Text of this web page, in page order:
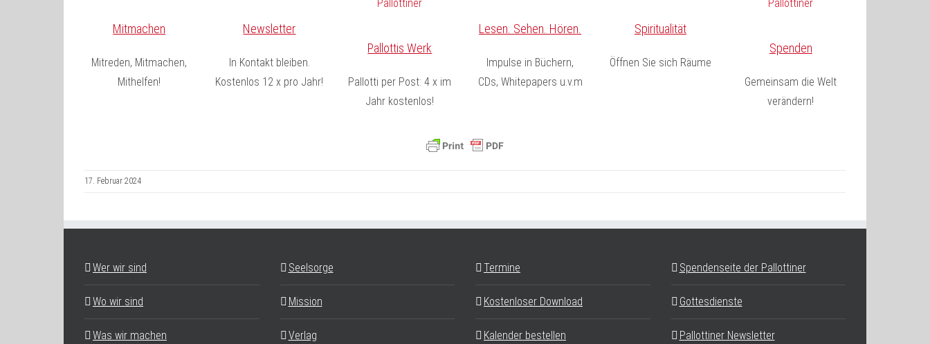
Mitmachen
Mitreden, Mitmachen,
Mithelfen!
Newsletter
In Kontakt bleiben.
Kostenlos 12 x pro Jahr!
Pallottis Werk
Pallotti per Post: 4 x im
Jahr kostenlos!
Lesen. Sehen. Hören.
Impulse in Büchern,
CDs, Whitepapers u.v.m
Spiritualität
Öffnen Sie sich Räume
Spenden
Gemeinsam die Welt
verändern!
17. Februar 2024
Wer wir sind
Wo wir sind
Was wir machen
Seelsorge
Mission
Verlag
Termine
Kostenloser Download
Kalender bestellen
Spendenseite der Pallottiner
Gottesdienste
Pallottiner Newsletter